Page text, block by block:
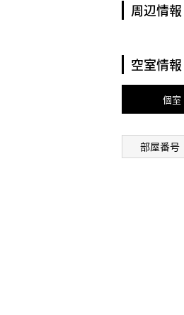
周辺情報
空室情報
個室
部屋番号